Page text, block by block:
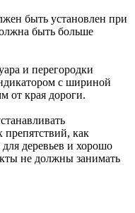
быть установлен при
быть больше
и перегородки
с шириной
от края дороги.
препятствий, как
для деревьев и хорошо
не должны занимать